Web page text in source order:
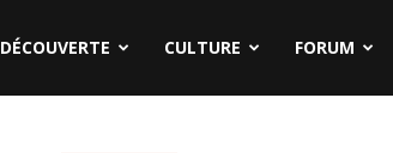
DÉCOUVERTE CULTURE FORUM